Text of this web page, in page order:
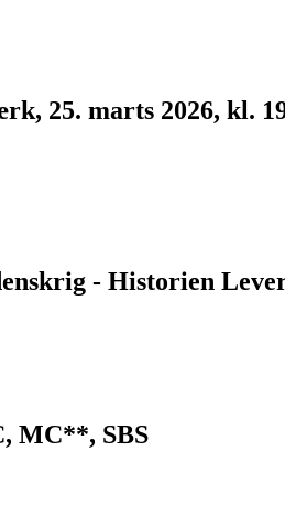
25. marts 2026, kl.
- Historien
MC**, SBS